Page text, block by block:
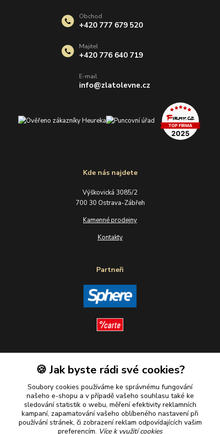
Kde nás najdete
Výškovická 3085/2
700 30 Ostrava-Zábřeh
Kamenné prodejny
Kontakty
Partneři
Plaťte u nás bezpečně
Obchod
+420 777 679 520
Majitel
+420 776 640 719
E-mail
info@zlatolevne.cz
🍪 Jak byste rádi své cookies?
Soubory cookies používáme ke správnému fungování
našeho e-shopu a v případě vašeho souhlasu také ke
sledování statistik o webu, měření efektivity reklamních
kampaní, zapamatování vašeho oblíbeného nastavení při
používání stránek, či zobrazení reklam odpovídajících vašim
preferencím. Více k využití cookies